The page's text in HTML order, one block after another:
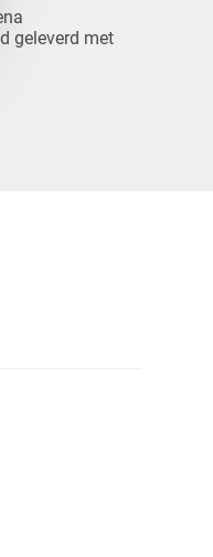
geleverd met